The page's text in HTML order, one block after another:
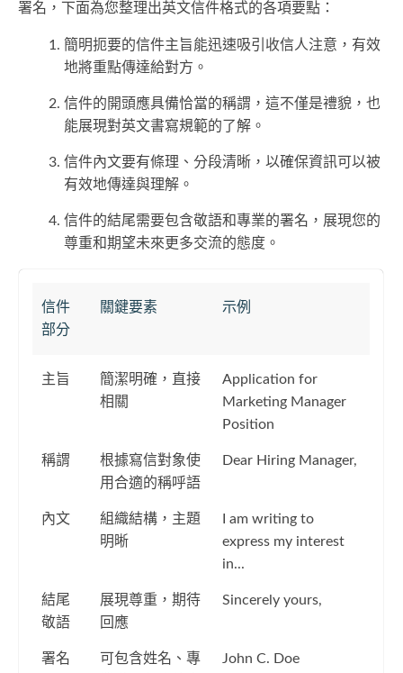
署名，下面為您整理出英文信件格式的各項要點：
簡明扼要的信件主旨能迅速吸引收信人注意，有效
地將重點傳達給對方。
信件的開頭應具備恰當的稱謂，這不僅是禮貌，也
能展現對英文書寫規範的了解。
信件內文要有條理、分段清晰，以確保資訊可以被
有效地傳達與理解。
信件的結尾需要包含敬語和專業的署名，展現您的
尊重和期望未來更多交流的態度。
信件
部分
關鍵要素 示例
主旨
簡潔明確，直接
相關
Application for
Marketing Manager
Position
稱謂
根據寫信對象使
用合適的稱呼語
Dear Hiring Manager,
內文
組織結構，主題
明晰
I am writing to
express my interest
in...
結尾
敬語
展現尊重，期待
回應
Sincerely yours,
署名
可包含姓名、專
John C. Doe